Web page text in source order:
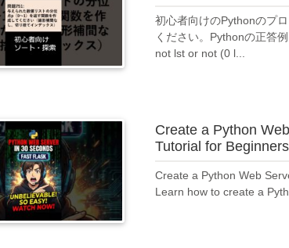
初心者向けのPythonのプ
ください。Pythonの正答
not lst or not (0 l...
Create a Python
Tutorial for Beginners
Create a Python Web
Learn how to create a